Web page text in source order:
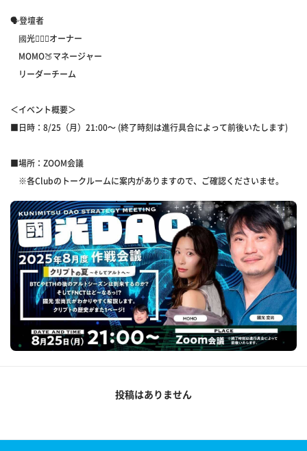
🗣️登壇者
國光🦸🏻‍♂️オーナー
MOMO🍑マネージャー
リーダーチーム
＜イベント概要＞
■日時：8/25（月）21:00～ (終了時刻は進行具合によって前後いたします)
■場所：ZOOM会議
※各Clubのトークルームに案内がありますので、ご確認くださいませ。
投稿はありません